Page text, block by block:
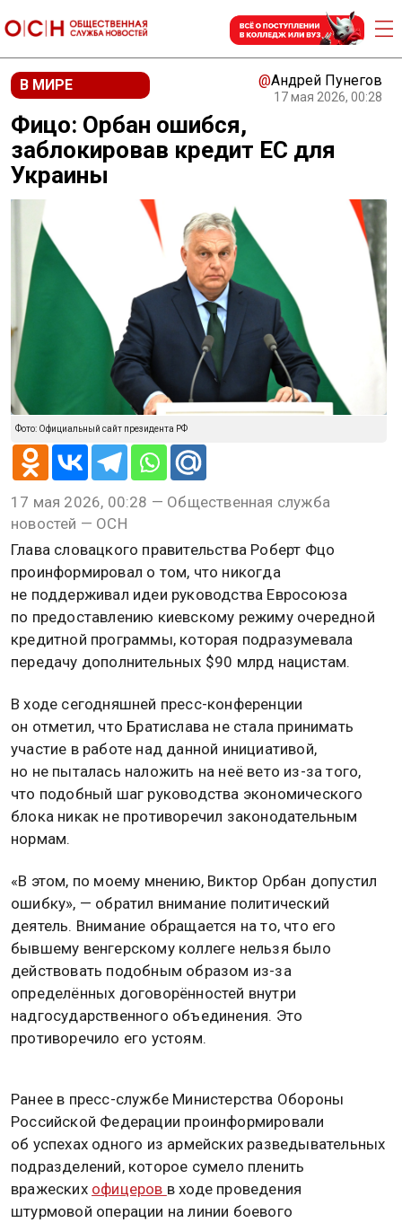
В МИРЕ @Андрей Пунегов
17 мая 2026, 00:28
Фицо: Орбан ошибся,
заблокировав кредит ЕС для
Украины
Фото: Официальный сайт президента РФ
17 мая 2026, 00:28 — Общественная служба
новостей — ОСН
Глава словацкого правительства Роберт Фцо
проинформировал о том, что никогда
не поддерживал идеи руководства Евросоюза
по предоставлению киевскому режиму очередной
кредитной программы, которая подразумевала
передачу дополнительных $90 млрд нацистам.
В ходе сегодняшней пресс-конференции
он отметил, что Братислава не стала принимать
участие в работе над данной инициативой,
но не пыталась наложить на неё вето из-за того,
что подобный шаг руководства экономического
блока никак не противоречил законодательным
нормам.
«В этом, по моему мнению, Виктор Орбан допустил
ошибку», — обратил внимание политический
деятель. Внимание обращается на то, что его
бывшему венгерскому коллеге нельзя было
действовать подобным образом из-за
определённых договорённостей внутри
надгосударственного объединения. Это
противоречило его устоям.
Ранее в пресс-службе Министерства Обороны
Российской Федерации проинформировали
об успехах одного из армейских разведывательных
подразделений, которое сумело пленить
вражеских офицеров в ходе проведения
штурмовой операции на линии боевого